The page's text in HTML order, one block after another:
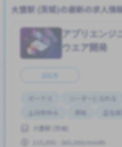
大甕駅 (茨城)の最新の求人情
アプリエンジ
ウエア開発
正社員
土日祝休み
昇給 正社
大甕駅 (茨城)
215,000 - 365,000/month